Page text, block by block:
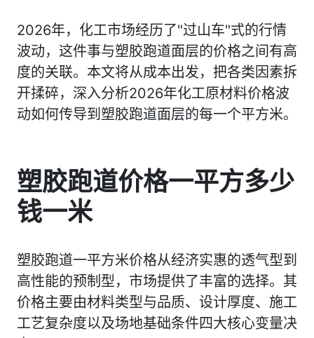
2026年，化工市场经历了"过山车"式的行情
波动，这件事与塑胶跑道面层的价格之间有高
度的关联。本文将从成本出发，把各类因素拆
开揉碎，深入分析2026年化工原材料价格波
动如何传导到塑胶跑道面层的每一个平方米。
塑胶跑道价格一平方多少
钱一米
塑胶跑道一平方米价格从经济实惠的透气型到
高性能的预制型，市场提供了丰富的选择。其
价格主要由材料类型与品质、设计厚度、施工
工艺复杂度以及场地基础条件四大核心变量决